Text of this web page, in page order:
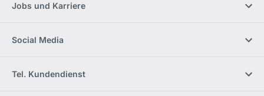
Jobs und Karriere
Social Media
Tel. Kundendienst